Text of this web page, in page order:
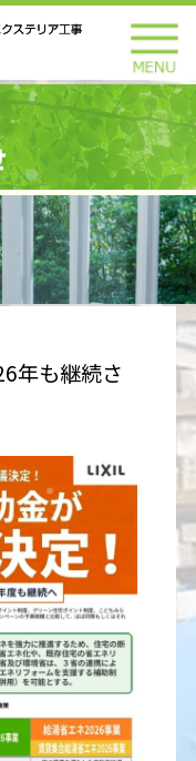
年も継続さ